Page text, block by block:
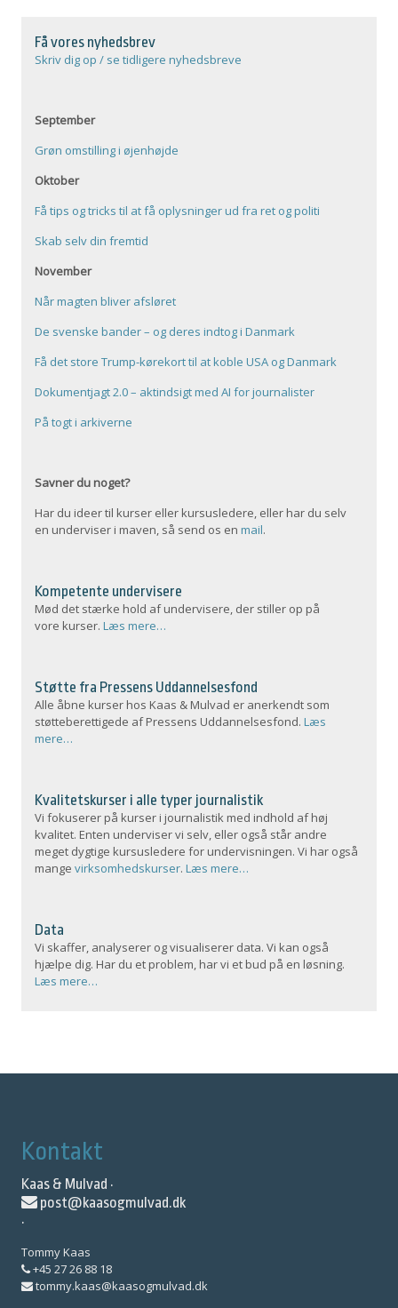
Få vores nyhedsbrev
Skriv dig op / se tidligere nyhedsbreve
September
Grøn omstilling i øjenhøjde
Oktober
Få tips og tricks til at få oplysninger ud fra ret og politi
Skab selv din fremtid
November
Når magten bliver afsløret
De svenske bander – og deres indtog i Danmark
Få det store Trump-kørekort til at koble USA og Danmark
Dokumentjagt 2.0 – aktindsigt med AI for journalister
På togt i arkiverne
Savner du noget?
Har du ideer til kurser eller kursusledere, eller har du selv
en underviser i maven, så send os enmail.
Kompetente undervisere
Mød det stærke hold af undervisere, der stiller op på
vore kurser.Læs mere…
Støtte fra Pressens Uddannelsesfond
Alle åbne kurser hos Kaas & Mulvad er anerkendt som
støtteberettigede af Pressens Uddannelsesfond.Læs
mere…
Kvalitetskurser i alle typer journalistik
Vi fokuserer på kurser i journalistik med indhold af høj
kvalitet. Enten underviser vi selv, eller også står andre
meget dygtige kursusledere for undervisningen. Vi har også
mangevirksomhedskurser.Læs mere…
Data
Vi skaffer, analyserer og visualiserer data. Vi kan også
hjælpe dig. Har du et problem, har vi et bud på en løsning.
Læs mere…
Kontakt
Kaas & Mulvad ·
post@kaasogmulvad.dk
·
Tommy Kaas
+45 27 26 88 18
tommy.kaas@kaasogmulvad.dk